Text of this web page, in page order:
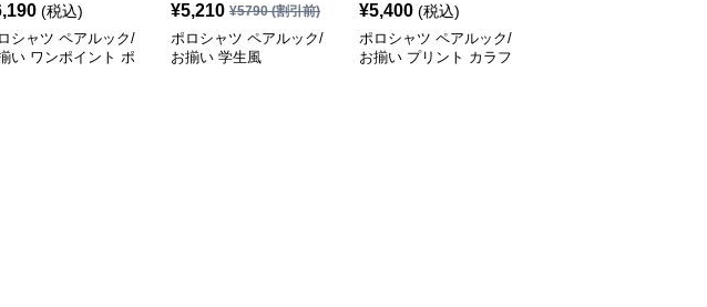
(税込)
シャツ ペアルック/
い ワンポイント ポ
¥5,210 ¥5790(割引前)
ポロシャツ ペアルック/
お揃い 学生風
¥5,400 (税込)
ポロシャツ ペアルック/
お揃い プリント カラフ